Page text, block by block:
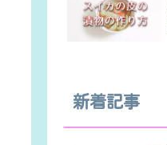
新着記事